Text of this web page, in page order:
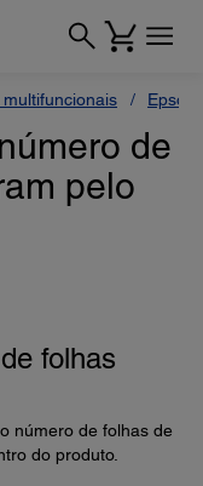
Epson
de
pelo
folhas
número de folhas de
do produto.